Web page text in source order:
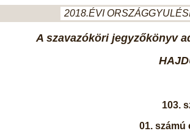
2018.ÉVI
A szavazóköri jegyzőkönyv
103.
01. számú